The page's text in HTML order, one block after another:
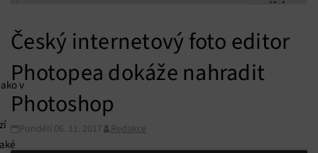
Český internetový foto editor
Photopea dokáže nahradit
Photoshop
Pondělí 06. 11. 2017 Redakce
v